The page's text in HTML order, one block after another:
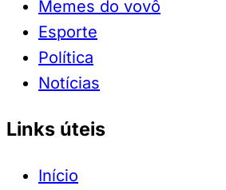
Memes do vovô
Esporte
Política
Notícias
Links úteis
Início